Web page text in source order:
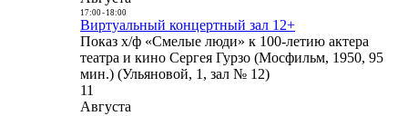
17:00- 18:00
Виртуальный концертный зал 12+
Показ х/ф «Смелые люди» к 100-летию актера
театра и кино Сергея Гурзо (Мосфильм, 1950, 95
мин.) (Ульяновой, 1, зал № 12)
11
Августа